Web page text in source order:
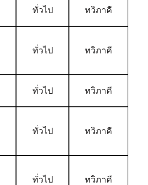
ทั่วไป ทวิภาคี
ทั่วไป ทวิภาคี
ทั่วไป ทวิภาคี
ทั่วไป ทวิภาคี
ทั่วไป ทวิภาคี